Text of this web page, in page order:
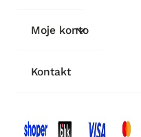
Moje konto
Kontakt